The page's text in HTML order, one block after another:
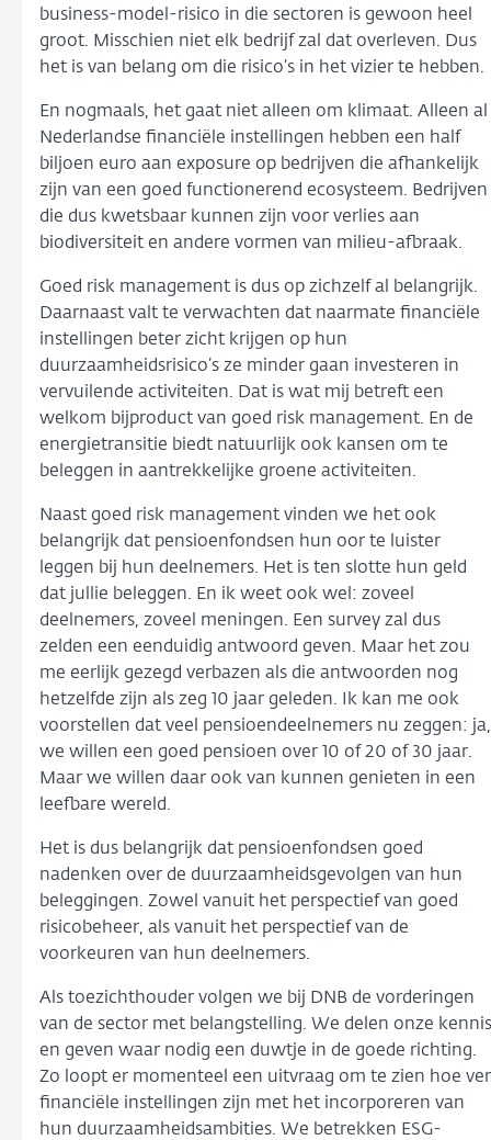
business-model-risico in die sectoren is gewoon heel
groot. Misschien niet elk bedrijf zal dat overleven. Dus
het is van belang om die risico’s in het vizier te hebben.
En nogmaals, het gaat niet alleen om klimaat. Alleen al
Nederlandse financiële instellingen hebben een half
biljoen euro aan exposure op bedrijven die afhankelijk
zijn van een goed functionerend ecosysteem. Bedrijven
die dus kwetsbaar kunnen zijn voor verlies aan
biodiversiteit en andere vormen van milieu-afbraak.
Goed risk management is dus op zichzelf al belangrijk.
Daarnaast valt te verwachten dat naarmate financiële
instellingen beter zicht krijgen op hun
duurzaamheidsrisico’s ze minder gaan investeren in
vervuilende activiteiten. Dat is wat mij betreft een
welkom bijproduct van goed risk management. En de
energietransitie biedt natuurlijk ook kansen om te
beleggen in aantrekkelijke groene activiteiten.
Naast goed risk management vinden we het ook
belangrijk dat pensioenfondsen hun oor te luister
leggen bij hun deelnemers. Het is ten slotte hun geld
dat jullie beleggen. En ik weet ook wel: zoveel
deelnemers, zoveel meningen. Een survey zal dus
zelden een eenduidig antwoord geven. Maar het zou
me eerlijk gezegd verbazen als die antwoorden nog
hetzelfde zijn als zeg 10 jaar geleden. Ik kan me ook
voorstellen dat veel pensioendeelnemers nu zeggen: ja,
we willen een goed pensioen over 10 of 20 of 30 jaar.
Maar we willen daar ook van kunnen genieten in een
leefbare wereld.
Het is dus belangrijk dat pensioenfondsen goed
nadenken over de duurzaamheidsgevolgen van hun
beleggingen. Zowel vanuit het perspectief van goed
risicobeheer, als vanuit het perspectief van de
voorkeuren van hun deelnemers.
Als toezichthouder volgen we bij DNB de vorderingen
van de sector met belangstelling. We delen onze kennis
en geven waar nodig een duwtje in de goede richting.
Zo loopt er momenteel een uitvraag om te zien hoe ver
financiële instellingen zijn met het incorporeren van
hun duurzaamheidsambities. We betrekken ESG-